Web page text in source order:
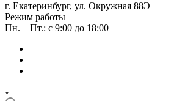
г. Екатеринбург, ул. Окружная 88Э
Режим работы
Пн. – Пт.: с 9:00 до 18:00